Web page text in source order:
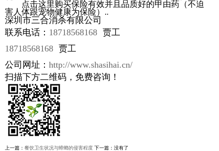
点击这里购买保险有效并且品质好的甲由药（不迫
害人体跟宠物健康为保险）..
深圳市三合消杀有限公司
联系电话： 18718568168 贾工
18718568168 贾工
公司网址： http://www.shasihai.cn/
扫描下方二维码，免费咨询！
上一篇： 餐饮卫生状况与蟑螂的侵害程度 下一篇：没有了